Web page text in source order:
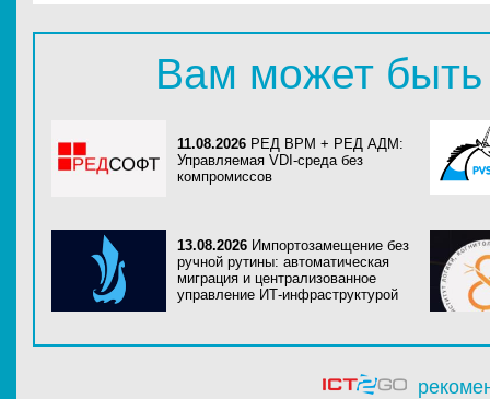
Вам может быть
11.08.2026 РЕД ВРМ + РЕД АДМ:
Управляемая VDI-среда без
компромиссов
13.08.2026 Импортозамещение без
ручной рутины: автоматическая
миграция и централизованное
управление ИТ-инфраструктурой